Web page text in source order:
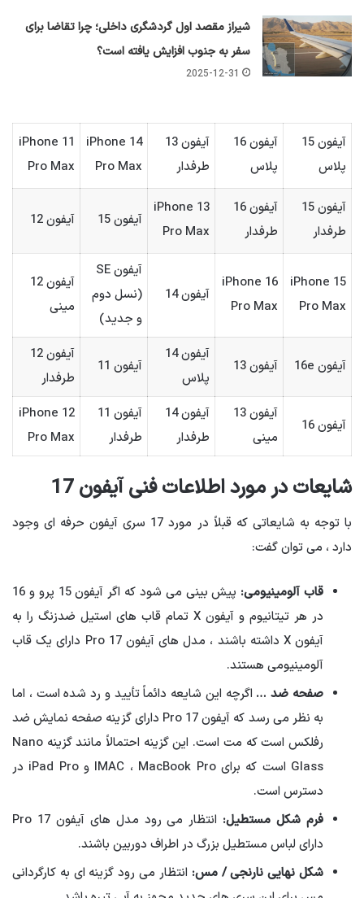
شیراز مقصد اول گردشگری داخلی؛ چرا تقاضا برای
سفر به جنوب افزایش یافته است؟
2025-12-31
آیفون 15
پلاس
آیفون 16
پلاس
آیفون 13
طرفدار
iPhone 14
Pro Max
iPhone 11
Pro Max
آیفون 15
طرفدار
آیفون 16
طرفدار
iPhone 13
Pro Max
آیفون 15 آیفون 12
iPhone 15
Pro Max
iPhone 16
Pro Max
آیفون 14
آیفون SE
(نسل دوم
و جدید)
آیفون 12
مینی
آیفون 16e آیفون 13
آیفون 14
پلاس
آیفون 11
آیفون 12
طرفدار
آیفون 16
آیفون 13
مینی
آیفون 14
طرفدار
آیفون 11
طرفدار
iPhone 12
Pro Max
شایعات در مورد اطلاعات فنی آیفون 17
با توجه به شایعاتی که قبلاً در مورد 17 سری آیفون حرفه ای وجود
دارد ، می توان گفت:
قاب آلومینیومی:
پیش بینی می شود که اگر آیفون 15 پرو و 16
در هر تیتانیوم و آیفون X تمام قاب های استیل ضدزنگ را به
آیفون X داشته باشند ، مدل های آیفون 17 Pro دارای یک قاب
آلومینیومی هستند.
صفحه ضد … اگرچه این شایعه دائماً تأیید و رد شده است ، اما
به نظر می رسد که آیفون Pro 17 دارای گزینه صفحه نمایش ضد
رفلکس است که مت است. این گزینه احتمالاً مانند گزینه Nano
Glass است که برای IMAC ، MacBook Pro و iPad Pro در
دسترس است.
فرم شکل مستطیل:
انتظار می رود مدل های آیفون 17 Pro
دارای لباس مستطیل بزرگ در اطراف دوربین باشند.
شکل نهایی نارنجی / مس: انتظار می رود گزینه ای به کارگردانی